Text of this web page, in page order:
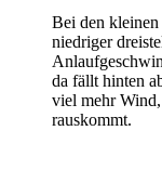
Bei den
niedriger
da fällt hinten
viel mehr
rauskommt.